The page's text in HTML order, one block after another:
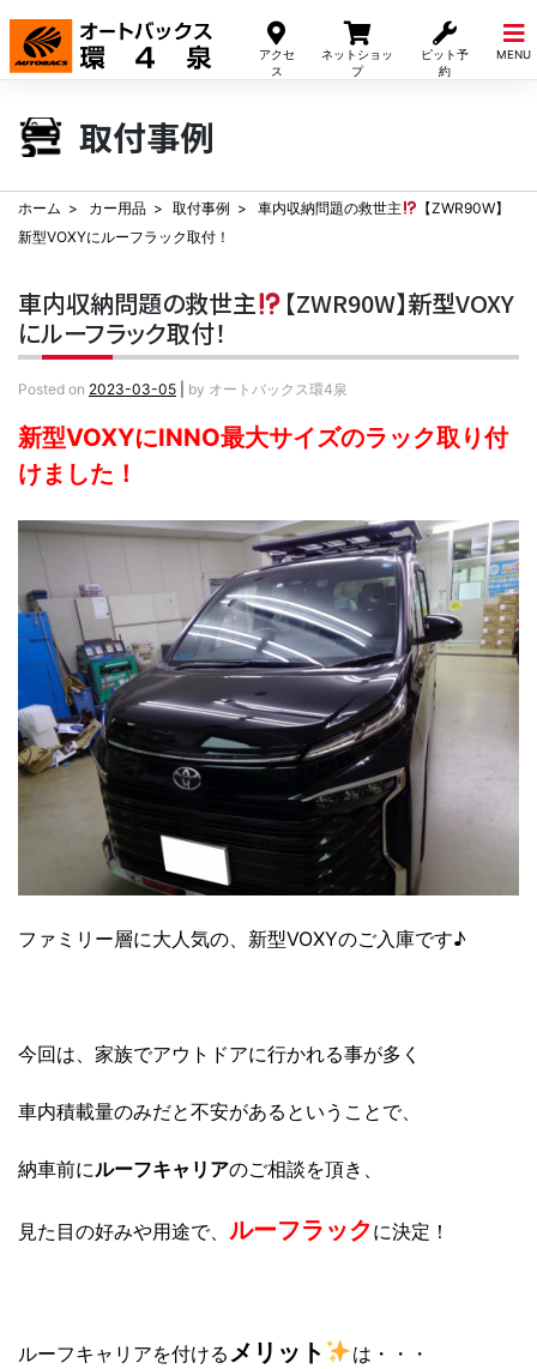
アクセ
ス
ネットショッ
プ
ピット予
約
MENU
Skip
content
取付事例
ホーム カー用品 取付事例 車内収納問題の救世主
【ZWR90W】
新型VOXYにルーフラック取付！
車内収納問題の救世主
【ZWR90W】新型VOXY
にルーフラック取付！
Posted on 2023-03-05 by オートバックス環4泉
新型VOXYにINNO最大サイズのラック取り付
けました！
ファミリー層に大人気の、新型VOXYのご入庫です♪
今回は、家族でアウトドアに行かれる事が多く
車内積載量のみだと不安があるということで、
納車前にルーフキャリアのご相談を頂き、
見た目の好みや用途で、 ルーフラックに決定！
ルーフキャリアを付けるメリット は・・・